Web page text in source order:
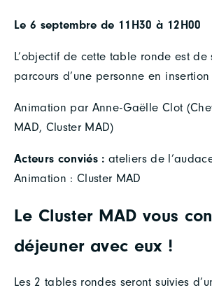
Le 6 septembre de 11H30 à 12H00
L’objectif de cette table ronde est de
parcours d’une personne en
Animation par Anne-Gaëlle Clot
MAD, Cluster MAD)
Acteurs conviés : ateliers de
Animation : Cluster MAD
Le Cluster MAD vous
déjeuner avec eux !
Les 2 tables rondes seront suivies